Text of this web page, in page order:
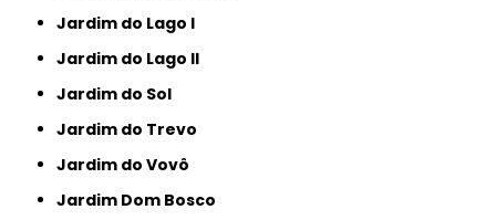
Jardim do Lago I
Jardim do Lago II
Jardim do Sol
Jardim do Trevo
Jardim do Vovô
Jardim Dom Bosco